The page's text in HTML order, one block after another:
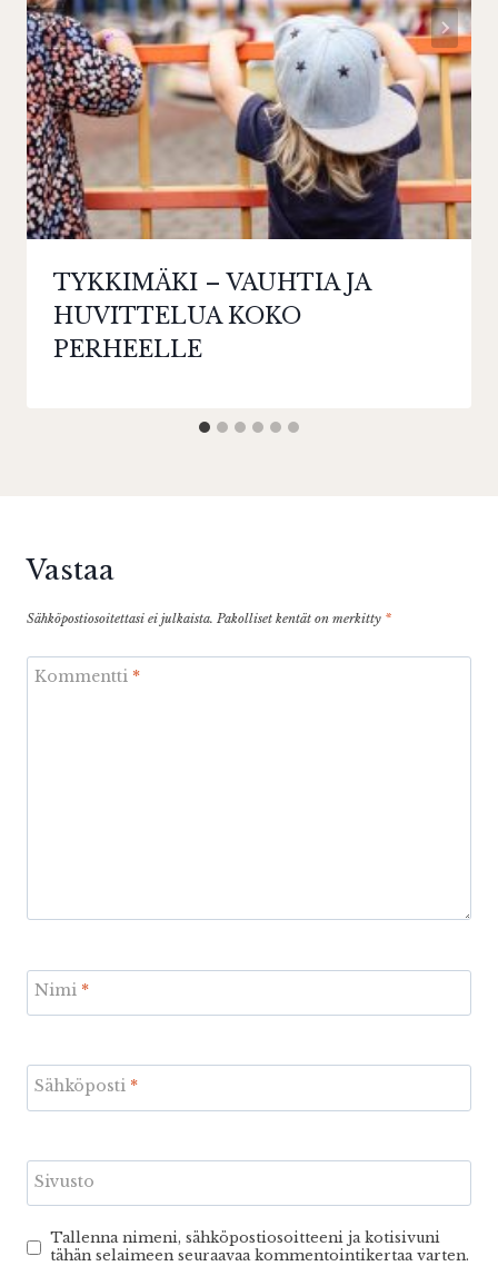
TYKKIMÄKI – VAUHTIA JA
HUVITTELUA KOKO
PERHEELLE
Vastaa
Sähköpostiosoitettasi ei julkaista. Pakolliset kentät on merkitty *
Kommentti *
Nimi *
Sähköposti *
Sivusto
Tallenna nimeni, sähköpostiosoitteeni ja kotisivuni
tähän selaimeen seuraavaa kommentointikertaa varten.